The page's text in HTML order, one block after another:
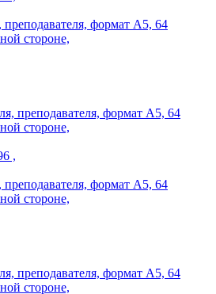
преподавателя, формат А5, 64
стороне,
,
преподавателя, формат А5, 64
стороне,